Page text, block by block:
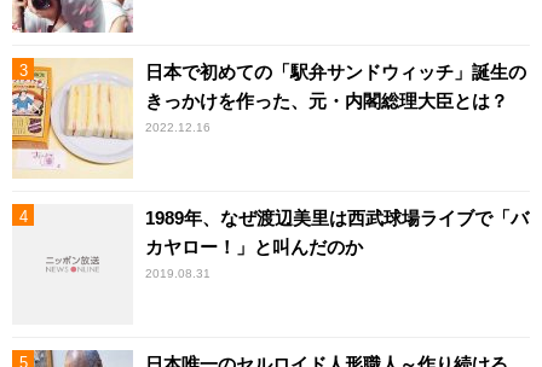
日本で初めての「駅弁サンドウィッチ」誕生の
きっかけを作った、元・内閣総理大臣とは？
2022.12.16
1989年、なぜ渡辺美里は西武球場ライブで「バ
カヤロー！」と叫んだのか
2019.08.31